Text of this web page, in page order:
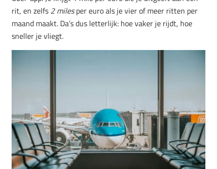
rit, en zelfs 2 milesper euro als je vier of meer ritten per
maand maakt. Da’s dus letterlijk: hoe vaker je rijdt, hoe
sneller je vliegt.